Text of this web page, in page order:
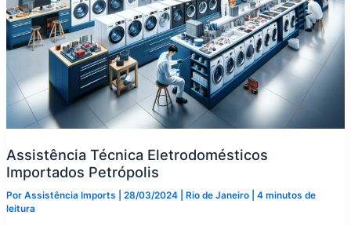
Assistência Técnica Eletrodomésticos
Importados Petrópolis
Por Assistência Imports 28/03/2024 Rio de Janeiro| 4 minutos de
leitura